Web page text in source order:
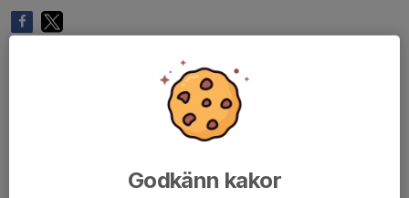
Godkänn kakor